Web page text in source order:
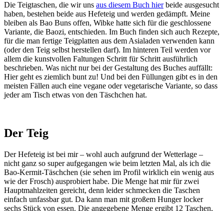
Die Teigtaschen, die wir uns aus diesem Buch hierbeide ausgesucht
haben, bestehen beide aus Hefeteig und werden gedämpft. Meine
bleiben als Bao Buns offen, Wibke hatte sich für die geschlossene
Variante, die Baozi, entschieden. Im Buch finden sich auch Rezepte,
für die man fertige Teigplatten aus dem Asialaden verwenden kann
(oder den Teig selbst herstellen darf). Im hinteren Teil werden vor
allem die kunstvollen Faltungen Schritt für Schritt ausführlich
beschrieben. Was nicht nur bei der Gestaltung des Buches auffällt:
Hier geht es ziemlich bunt zu! Und bei den Füllungen gibt es in den
meisten Fällen auch eine vegane oder vegetarische Variante, so dass
jeder am Tisch etwas von den Täschchen hat.
Der Teig
Der Hefeteig ist bei mir – wohl auch aufgrund der Wetterlage –
nicht ganz so super aufgegangen wie beim letzten Mal, als ich die
Bao-Kermit-Täschchen (sie sehen im Profil wirklich ein wenig aus
wie der Frosch) ausprobiert habe. Die Menge hat mir für zwei
Hauptmahlzeiten gereicht, denn leider schmecken die Taschen
einfach unfassbar gut. Da kann man mit großem Hunger locker
sechs Stück von essen. Die angegebene Menge ergibt 12 Taschen,